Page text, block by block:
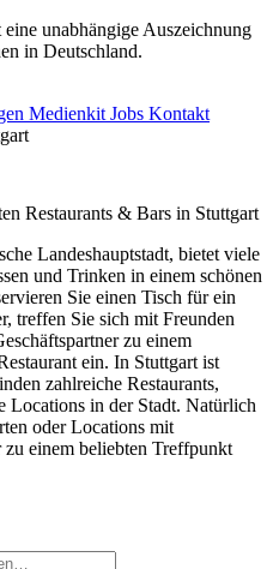
unabhängige Auszeichnung
in Deutschland.
Medienkit Jobs Kontakt
Restaurants & Bars in Stuttgart
Landeshauptstadt, bietet viele
und Trinken in einem schönen
Sie einen Tisch für ein
treffen Sie sich mit Freunden
zu einem
ein. In Stuttgart ist
zahlreiche Restaurants,
Locations in der Stadt. Natürlich
oder Locations mit
einem beliebten Treffpunkt